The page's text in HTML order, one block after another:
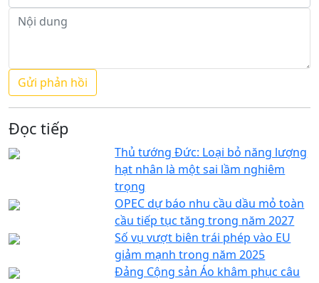
Đọc tiếp
Thủ tướng Đức: Loại bỏ năng lượng
hạt nhân là một sai lầm nghiêm
trọng
OPEC dự báo nhu cầu dầu mỏ toàn
cầu tiếp tục tăng trong năm 2027
Số vụ vượt biên trái phép vào EU
giảm mạnh trong năm 2025
Đảng Cộng sản Áo khâm phục câu